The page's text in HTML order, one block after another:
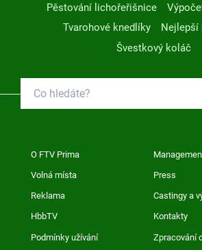
Pěstování lichořeřišnice
Tvarohové knedlíky
Nejlepší
Švestkový koláč
O FTV Prima
Volná místa Press
Reklama Castingy a
HbbTV Kontakty
Podmínky užívání Zpracování